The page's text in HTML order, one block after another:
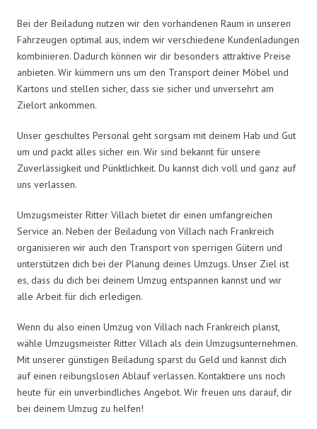
Bei der Beiladung nutzen wir den vorhandenen Raum in unseren
Fahrzeugen optimal aus, indem wir verschiedene Kundenladungen
kombinieren. Dadurch können wir dir besonders attraktive Preise
anbieten. Wir kümmern uns um den Transport deiner Möbel und
Kartons und stellen sicher, dass sie sicher und unversehrt am
Zielort ankommen.
Unser geschultes Personal geht sorgsam mit deinem Hab und Gut
um und packt alles sicher ein. Wir sind bekannt für unsere
Zuverlässigkeit und Pünktlichkeit. Du kannst dich voll und ganz auf
uns verlassen.
Umzugsmeister Ritter Villach bietet dir einen umfangreichen
Service an. Neben der Beiladung von Villach nach Frankreich
organisieren wir auch den Transport von sperrigen Gütern und
unterstützen dich bei der Planung deines Umzugs. Unser Ziel ist
es, dass du dich bei deinem Umzug entspannen kannst und wir
alle Arbeit für dich erledigen.
Wenn du also einen Umzug von Villach nach Frankreich planst,
wähle Umzugsmeister Ritter Villach als dein Umzugsunternehmen.
Mit unserer günstigen Beiladung sparst du Geld und kannst dich
auf einen reibungslosen Ablauf verlassen. Kontaktiere uns noch
heute für ein unverbindliches Angebot. Wir freuen uns darauf, dir
bei deinem Umzug zu helfen!